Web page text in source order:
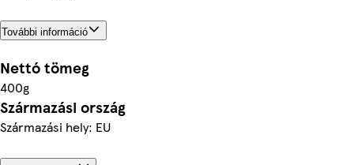
További információ
Nettó tömeg
400g
Származási ország
Származási hely: EU